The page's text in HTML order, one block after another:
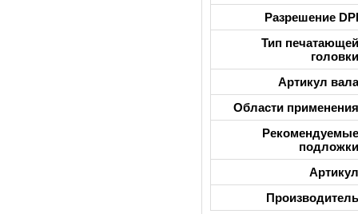
Разрешение DPI
Тип печатающей
головки
Артикул вала
Области применения
Рекомендуемые
подложки
Артикул
Производитель